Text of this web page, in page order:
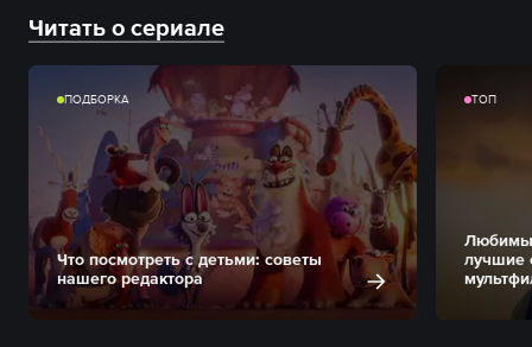
Читать о сериале
ПОДБОРКА
Что посмотреть с детьми: советы
нашего редактора
ТОП
лучшие